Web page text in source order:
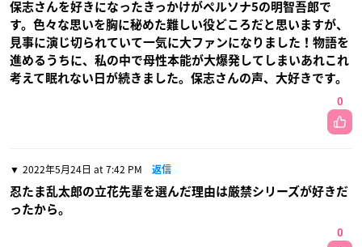
保志さんを好きになったきっかけがペルソナ5の明智吾郎で
す。色々な思いを胸に秘めた難しい役どころだと思いますが、
見事に演じ切られていて一気に大ファンになりました！物語を
進めるうちに、私の中で母性本能が大爆発してしまいあれこれ
考えて眠れない日が続きました。保志さんの声、大好きです。
0
2022年5月24日 at 7:42 PM 返信
忍たま乱太郎の立花先輩を選んだ理由は厳禁シリーズが好きだ
ったから。
0